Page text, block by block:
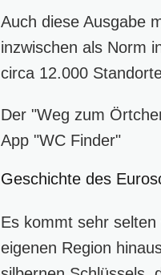
Auch diese Ausgabe
inzwischen als Norm
circa 12.000
Der "Weg zum
App "WC Finder"
Geschichte des
Es kommt sehr
eigenen Region